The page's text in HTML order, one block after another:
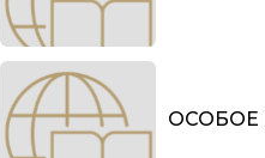
ОСОБОЕ